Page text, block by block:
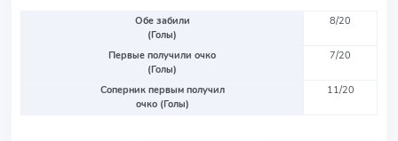
Обе забили
(Голы)
8/20
Первые получили очко
(Голы)
7/20
Соперник первым получил
очко (Голы)
11/20